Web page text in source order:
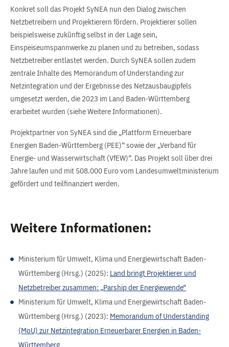
Konkret soll das Projekt SyNEA nun den Dialog zwischen
Netzbetreibern und Projektierern fördern. Projektierer sollen
beispielsweise zukünftig selbst in der Lage sein,
Einspeiseumspannwerke zu planen und zu betreiben, sodass
Netzbetreiber entlastet werden. Durch SyNEA sollen zudem
zentrale Inhalte des Memorandum of Understanding zur
Netzintegration und der Ergebnisse des Netzausbaugipfels
umgesetzt werden, die 2023 im Land Baden-Württemberg
erarbeitet wurden (siehe Weitere Informationen).
Projektpartner von SyNEA sind die „Plattform Erneuerbare
Energien Baden-Württemberg (PEE)“ sowie der „Verband für
Energie- und Wasserwirtschaft (VfEW)“. Das Projekt soll über drei
Jahre laufen und mit 508.000 Euro vom Landesumweltministerium
gefördert und teilfinanziert werden.
Weitere Informationen:
Ministerium für Umwelt, Klima und Energiewirtschaft Baden-
Württemberg (Hrsg.) (2025): Land bringt Projektierer und
Netzbetreiber zusammen: „Parship der Energiewende“
Ministerium für Umwelt, Klima und Energiewirtschaft Baden-
Württemberg (Hrsg.) (2023): Memorandum of Understanding
(MoU) zur Netzintegration Erneuerbarer Energien in Baden-
Württemberg